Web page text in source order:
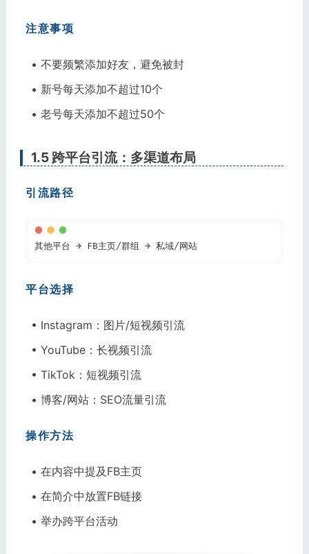
注意事项
• 不要频繁添加好友，避免被封
• 新号每天添加不超过10个
• 老号每天添加不超过50个
1.5 跨平台引流：多渠道布局
引流路径
其他平台 → FB主页/群组 → 私域/网站
平台选择
• Instagram：图片/短视频引流
• YouTube：长视频引流
• TikTok：短视频引流
• 博客/网站：SEO流量引流
操作方法
• 在内容中提及FB主页
• 在简介中放置FB链接
• 举办跨平台活动